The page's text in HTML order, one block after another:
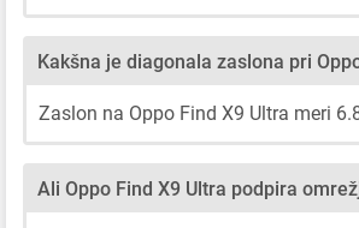
Kakšna je diagonala zaslona pri
Zaslon na Oppo Find X9 Ultra meri
Ali Oppo Find X9 Ultra podpira